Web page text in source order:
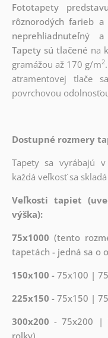
Fototapety
rôznorodých farieb
neprehliadnuteľný
Tapety sú tlačené na
gramážou až 170 g/m2
atramentovej tlače
povrchovou
Dostupné rozmery
Tapety sa vyrábajú
každá veľkosť sa
Veľkosti tapiet
výška):
75x1000 (tento
tapetách - jedná sa o
150x100 - 75x100 |
225x150 - 75x150 |
300x200 - 75x200 |
rolky)